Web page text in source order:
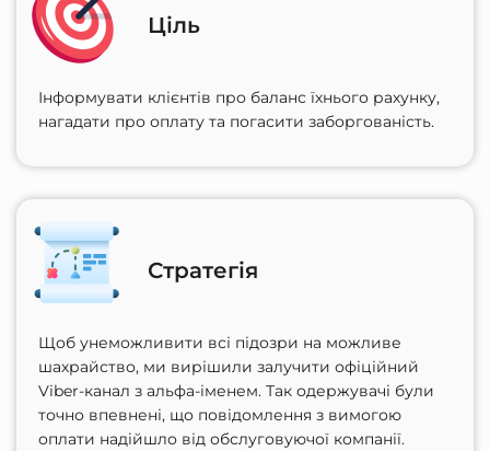
Ціль
Інформувати клієнтів про баланс їхнього рахунку,
нагадати про оплату та погасити заборгованість.
Стратегія
Щоб унеможливити всі підозри на можливе
шахрайство, ми вирішили залучити офіційний
Viber-канал з альфа-іменем. Так одержувачі були
точно впевнені, що повідомлення з вимогою
оплати надійшло від обслуговуючої компанії.